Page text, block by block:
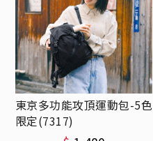
東京多功能攻頂運動包-5色
限定(7317)